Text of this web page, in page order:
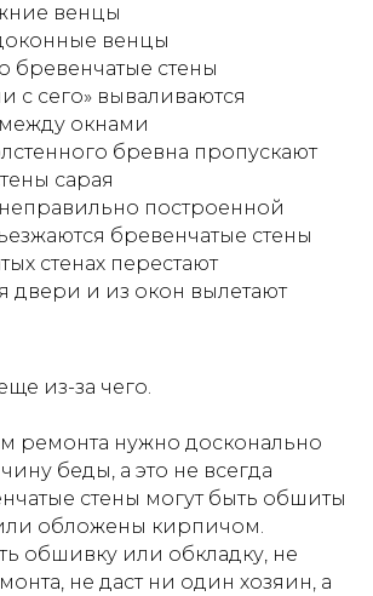
венцы
венцы
бревенчатые стены
с сего» вываливаются
окнами
бревна пропускают
сарая
построенной
бревенчатые стены
стенах перестают
двери и из окон вылетают
из-за чего.
ремонта нужно досконально
беды, а это не всегда
стены могут быть обшиты
обложены кирпичом.
обшивку или обкладку, не
не даст ни один хозяин, а